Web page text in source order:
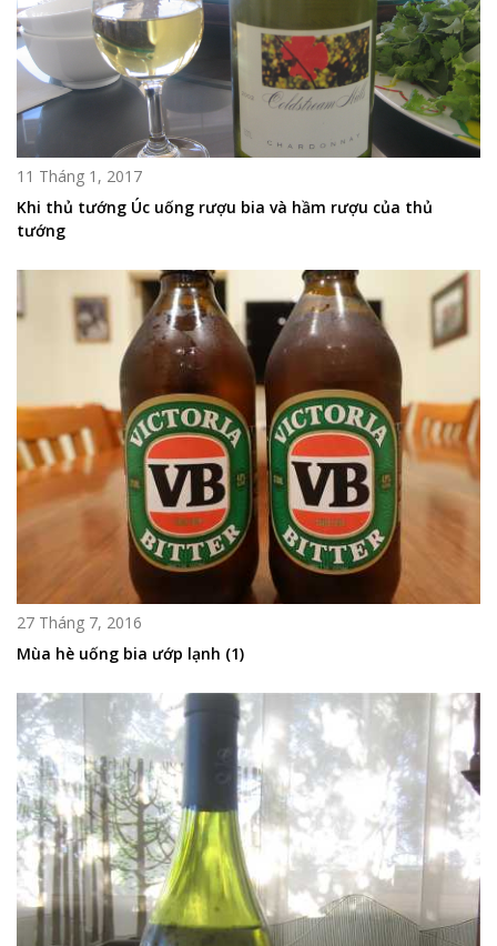
11 Tháng 1, 2017
Khi thủ tướng Úc uống rượu bia và hầm rượu của thủ
tướng
27 Tháng 7, 2016
Mùa hè uống bia ướp lạnh (1)